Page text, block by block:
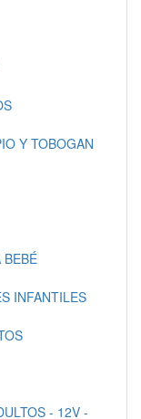
Y TOBOGAN
BEBÉ
INFANTILES
- 12V -